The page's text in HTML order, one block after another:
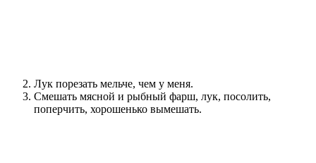
Лук порезать мельче, чем у меня.
Смешать мясной и рыбный фарш, лук, посолить,
поперчить, хорошенько вымешать.